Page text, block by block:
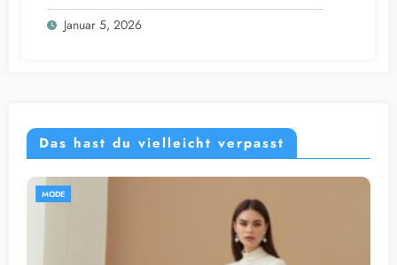
Januar 5, 2026
Das hast du vielleicht verpasst
MODE